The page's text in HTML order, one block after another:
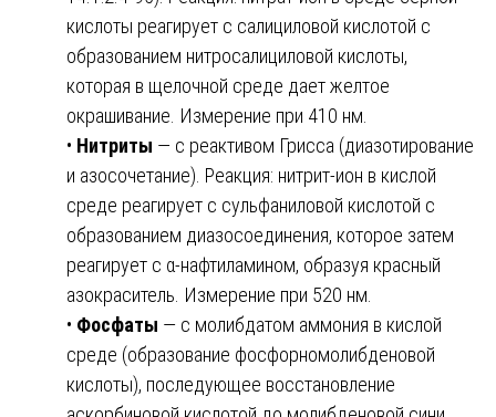
кислоты реагирует с салициловой кислотой с
образованием нитросалициловой кислоты,
которая в щелочной среде дает желтое
окрашивание. Измерение при 410 нм.
• Нитриты — с реактивом Грисса (диазотирование
и азосочетание). Реакция: нитрит-ион в кислой
среде реагирует с сульфаниловой кислотой с
образованием диазосоединения, которое затем
реагирует с α-нафтиламином, образуя красный
азокраситель. Измерение при 520 нм.
• Фосфаты — с молибдатом аммония в кислой
среде (образование фосфорномолибденовой
кислоты), последующее восстановление